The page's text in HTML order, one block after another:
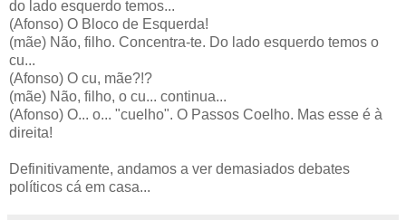
do lado esquerdo temos...
(Afonso) O Bloco de Esquerda!
(mãe) Não, filho. Concentra-te. Do lado esquerdo temos o
cu...
(Afonso) O cu, mãe?!?
(mãe) Não, filho, o cu... continua...
(Afonso) O... o... "cuelho". O Passos Coelho. Mas esse é à
direita!
Definitivamente, andamos a ver demasiados debates
políticos cá em casa...